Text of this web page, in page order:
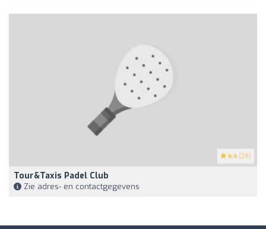
4.4 (28)
Tour&Taxis Padel Club
Zie adres- en contactgegevens